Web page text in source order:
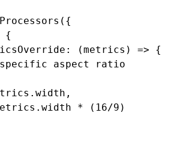
({
{
: (metrics) => {
aspect ratio
.width ,
.width * ( 16/9 )